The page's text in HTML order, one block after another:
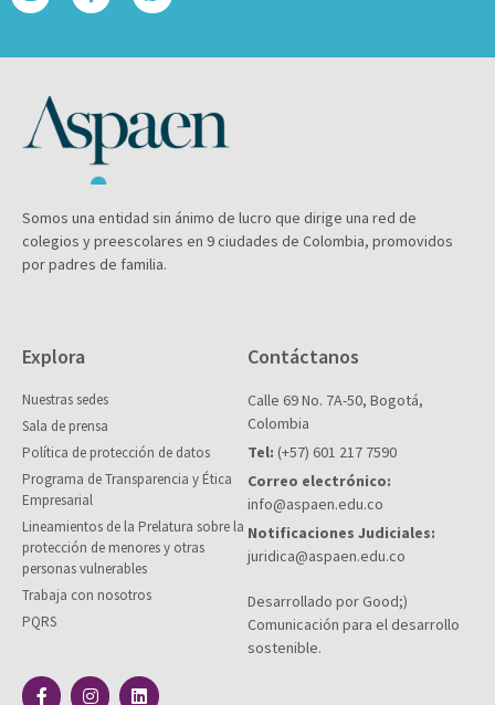
Somos una entidad sin ánimo de lucro que dirige una red de
colegios y preescolares en 9 ciudades de Colombia, promovidos
por padres de familia.
Explora
Nuestras sedes
Sala de prensa
Política de protección de datos
Programa de Transparencia y Ética
Empresarial
Lineamientos de la Prelatura sobre la
protección de menores y otras
personas vulnerables
Trabaja con nosotros
PQRS
Contáctanos
Calle 69 No. 7A-50, Bogotá,
Colombia
Tel: (+57) 601 217 7590
Correo electrónico:
info@aspaen.edu.co
Notificaciones Judiciales:
juridica@aspaen.edu.co
Desarrollado por Good;)
Comunicación para el desarrollo
sostenible.